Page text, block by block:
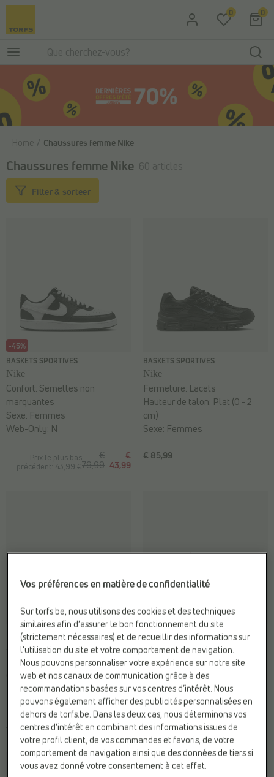
Passer au contenu principal 0 0
Home Chaussures femme Nike
Chaussures femme Nike 60 articles
Filter & sorteer
-45%
BASKETS SPORTIVES
Nike
Prix le plus bas
précédent: 43,99 €
€
79,99
€
43,99
Confort: Semelles non
marquantes
Sexe: Femmes
Web-Only: N
BASKETS SPORTIVES
Nike
€ 85,99
Fermeture: Lacets
Hauteur de talon: Plat (0 - 2
cm)
Sexe: Femmes
BASKETS SPORTIVES
Nike
€ 65,95
Hauteur de talon:Plat (0 - 2
cm)
Marque:Nike
Matière:Textile
BASKETS SPORTIVES
Nike
€ 89,95
Confort:Amortis
supplémentaires
Fermeture:Lacets
Marque:Nike
Vos préférences en matière de confidentialité
Sur torfs.be, nous utilisons des cookies et des techniques
similaires afin d’assurer le bon fonctionnement du site
(strictement nécessaires) et de recueillir des informations sur
l’utilisation du site et votre comportement de navigation.
Nous pouvons personnaliser votre expérience sur notre site
web et nos canaux de communication grâce à des
recommandations basées sur vos centres d’intérêt. Nous
pouvons également afficher des publicités personnalisées en
dehors de torfs.be. Dans les deux cas, nous déterminons vos
centres d’intérêt en combinant des informations issues de
votre profil client, de vos commandes et favoris, de votre
comportement de navigation ainsi que des données de tiers si
vous avez donné votre consentement à cet effet.